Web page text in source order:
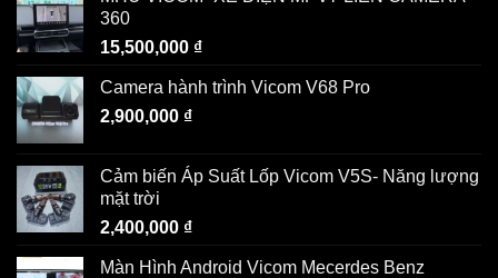
360
15,500,000 ₫
Camera hành trình Vicom V68 Pro
2,900,000 ₫
Cảm biến Áp Suất Lốp Vicom V5S- Năng lượng
mặt trời
2,400,000 ₫
Màn Hình Android Vicom Mecerdes Benz